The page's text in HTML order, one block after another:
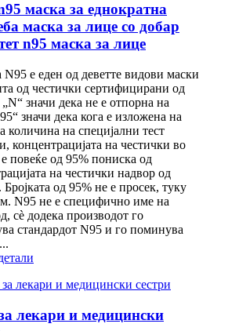
маска за еднократна
маска за лице со добар
n95 маска за лице
N95 е еден од деветте видови маски
од честички сертифицирани од
значи дека не е отпорна на
значи дека кога е изложена на
количина на специјални тест
концентрацијата на честички во
е повеќе од 95% пониска од
на честички надвор од
Бројката од 95% не е просек, туку
N95 не е специфично име на
сè додека производот го
стандардот N95 и го поминува
лекари и медицински